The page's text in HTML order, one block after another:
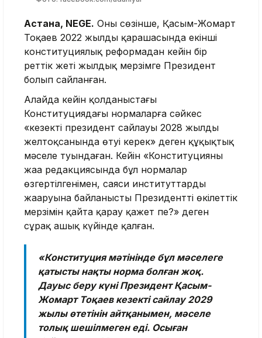
Астана, NEGE. Оның сөзінше, Қасым-Жомарт
Тоқаев 2022 жылдың қарашасында екінші
конституциялық реформадан кейін бір
реттік жеті жылдық мерзімге Президент
болып сайланған.
Алайда кейін қолданыстағы
Конституциядағы нормаларға сәйкес
«кезекті президент сайлауы 2028 жылдың
желтоқсанында өтуі керек» деген құқықтық
мәселе туындаған. Кейін «Конституцияның
жаңа редакциясында бұл нормалар
өзгертілгенімен, саяси институттардың
жаңаруына байланысты Президенттің өкілеттік
мерзімін қайта қарау қажет пе?» деген
сұрақ ашық күйінде қалған.
«Конституция мәтінінде бұл мәселеге
қатысты нақты норма болған жоқ.
Дауыс беру күні Президент Қасым-
Жомарт Тоқаев кезекті сайлау 2029
жылы өтетінін айтқанымен, мәселе
толық шешілмеген еді. Осыған